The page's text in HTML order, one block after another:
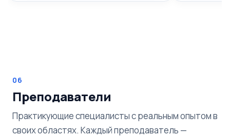
06
Преподаватели
Практикующие специалисты с реальным опытом в
своих областях. Каждый преподаватель —